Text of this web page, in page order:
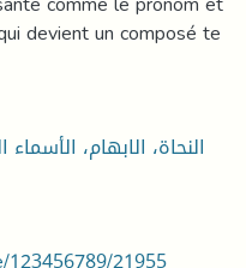
devient un composé te
النحاة، الابهام،